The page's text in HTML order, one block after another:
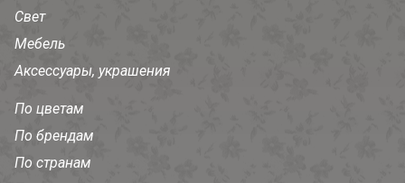
Свет
Мебель
Аксессуары, украшения
По цветам
По брендам
По странам